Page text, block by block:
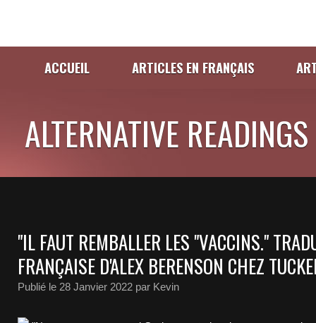
ACCUEIL ARTICLES EN FRANÇAIS
ALTERNATIVE READINGS
"IL FAUT REMBALLER LES "VACCINS."
FRANÇAISE D'ALEX BERENSON CHEZ
Publié le 28 Janvier 2022 par Kevin